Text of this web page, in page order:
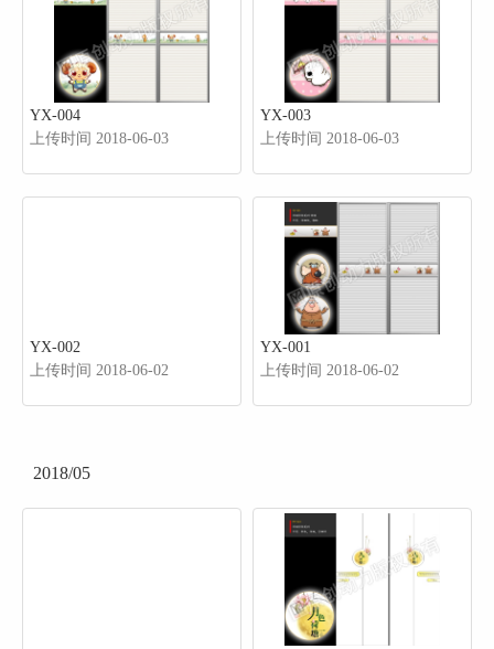
YX-004
上传时间 2018-06-03
YX-003
上传时间 2018-06-03
YX-002
上传时间 2018-06-02
YX-001
上传时间 2018-06-02
2018/05